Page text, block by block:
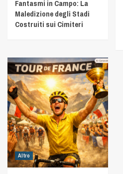
Fantasmi in Campo: La
Maledizione degli Stadi
Costruiti sui Cimiteri
Altro